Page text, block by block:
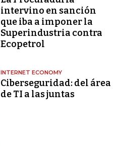
intervino en sanción
que iba a imponer la
Superindustria contra
Ecopetrol
INTERNET ECONOMY
Ciberseguridad: del área
de TI a las juntas